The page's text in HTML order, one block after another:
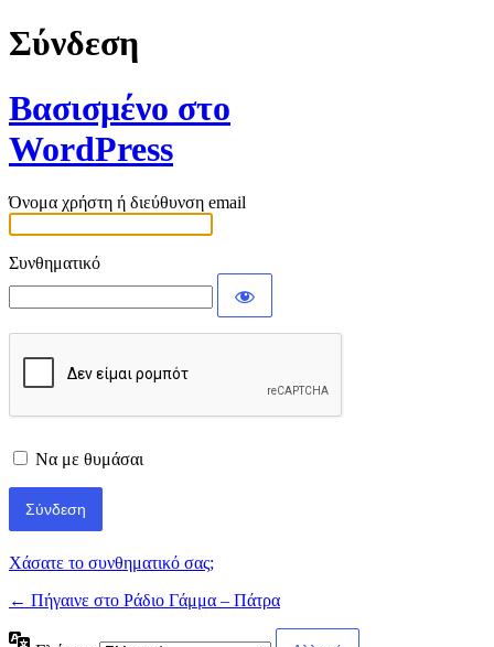
Σύνδεση
Βασισμένο στο
WordPress
Όνομα χρήστη ή διεύθυνση email
Συνθηματικό
Να με θυμάσαι
Χάσατε το συνθηματικό σας;
← Πήγαινε στο Ράδιο Γάμμα – Πάτρα